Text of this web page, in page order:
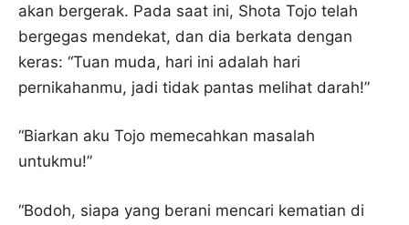
akan bergerak. Pada saat ini, Shota Tojo telah
bergegas mendekat, dan dia berkata dengan
keras: “Tuan muda, hari ini adalah hari
pernikahanmu, jadi tidak pantas melihat darah!”
“Biarkan aku Tojo memecahkan masalah
untukmu!”
“Bodoh, siapa yang berani mencari kematian di